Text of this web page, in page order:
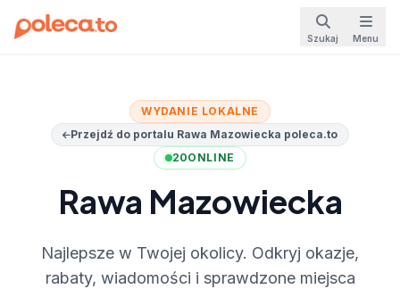
Szukaj Menu
WYDANIE LOKALNE
Przejdź do portalu Rawa Mazowiecka poleca.to
20ONLINE
Rawa Mazowiecka
Najlepsze w Twojej okolicy. Odkryj okazje,
rabaty, wiadomości i sprawdzone miejsca